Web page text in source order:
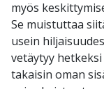
myös
Se muistuttaa
usein
vetäytyy
takaisin oman